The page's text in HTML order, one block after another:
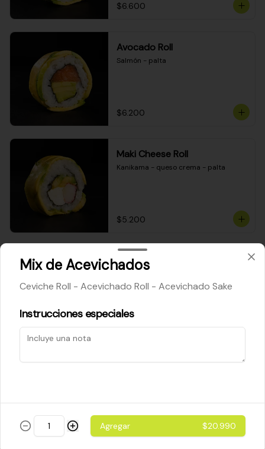
$6.600
Avocado Roll
Salmón - palta
$6.200
Maki Cheese Roll
Kanikama - queso crema - palta
$5.200
Cheese Roll
$5.200
$5.800
Mix de Acevichados
Ceviche Roll - Acevichado Roll - Acevichado Sake
Instrucciones especiales
Agregar $20.990